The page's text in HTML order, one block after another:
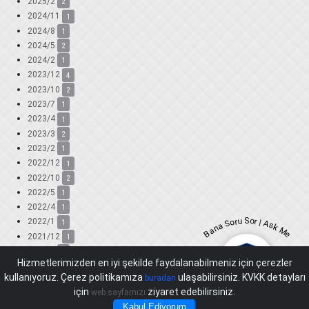
Hizmetlerimizden en iyi şekilde faydalanabilmeniz için çerezler
kullanıyoruz. Çerez politikamıza buradan ulaşabilirsiniz. KVKK detayları
için web sayfamızı ziyaret edebilirsiniz.
Kabul Ediyorum
2
2024/11 1
2024/8 1
2024/5 2
2024/2 1
2023/12 4
2023/10 2
2023/7 1
2023/4 1
2023/3 2
2023/2 1
2022/12 1
2022/10 2
2022/5 1
2022/4 1
2022/1 1
2021/12 1
2021/8 1
2021/6 2
Bana Soru Sor | Ask Me